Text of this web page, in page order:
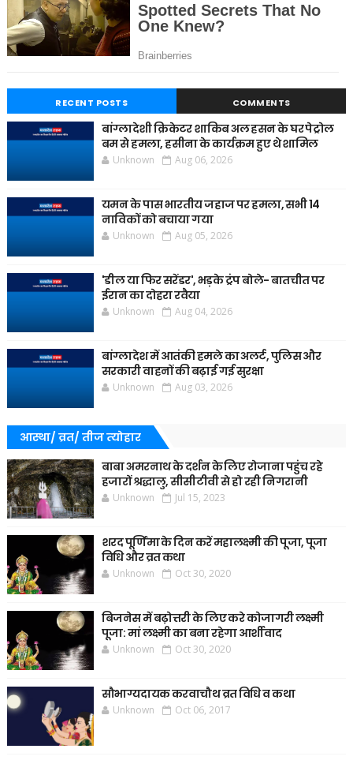
RECENT POSTS COMMENTS
बांग्लादेशी क्रिकेटर शाकिब अल हसन के घर पेट्रोल
बम से हमला, हसीना के कार्यक्रम हुए थे शामिल
Unknown Aug 06, 2026
यमन के पास भारतीय जहाज पर हमला, सभी 14
नाविकों को बचाया गया
Unknown Aug 05, 2026
'डील या फिर सरेंडर', भड़के ट्रंप बोले- बातचीत पर
ईरान का दोहरा रवैया
Unknown Aug 04, 2026
बांग्लादेश में आतंकी हमले का अलर्ट, पुलिस और
सरकारी वाहनों की बढ़ाई गई सुरक्षा
Unknown Aug 03, 2026
आस्था/ व्रत/ तीज त्‍योहार
बाबा अमरनाथ के दर्शन के लिए रोजाना पहुंच रहे
हजारों श्रद्धालु, सीसीटीवी से हो रही निगरानी
Unknown Jul 15, 2023
शरद पूर्णिमा के दिन करें महालक्ष्मी की पूजा, पूजा
विधि और व्रत कथा
Unknown Oct 30, 2020
बिजनेस में बढ़ोत्तरी के लिए करे कोजागरी लक्ष्मी
पूजा: मां लक्ष्मी का बना रहेगा आर्शीवाद
Unknown Oct 30, 2020
सौभाग्यदायक करवाचौथ व्रत विधि व कथा
Unknown Oct 06, 2017